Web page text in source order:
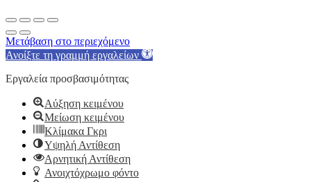
Μετάβαση στο περιεχόμενο
Ανοίξτε τη γραμμή εργαλείων
Εργαλεία προσβασιμότητας
Αύξηση κειμένου
Μείωση κειμένου
Κλίμακα Γκρι
Υψηλή Αντίθεση
Αρνητική Αντίθεση
Ανοιχτόχρωμο φόντο